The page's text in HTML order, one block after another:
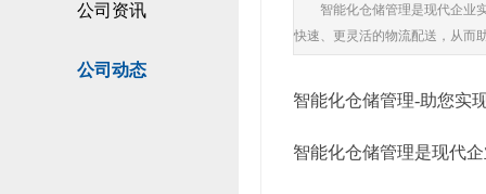
公司资讯
公司动态
智能化仓储管理是现代企业
快速、更灵活的物流配送，从而
智能化仓储管理-助您实
智能化仓储管理是现代